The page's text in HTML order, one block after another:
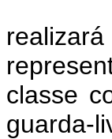
classe
guarda-